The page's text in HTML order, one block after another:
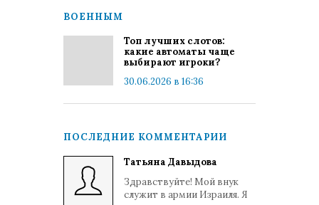
ВОЕННЫМ
Топ лучших слотов:
какие автоматы чаще
выбирают игроки?
30.06.2026 в 16:36
ПОСЛЕДНИЕ КОММЕНТАРИИ
Татьяна Давыдова
Здравствуйте! Мой внук
служит в армии Израиля. Я